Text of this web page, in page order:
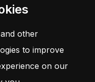
other
to improve
on our
les dernières mises à
vous inquiétez pas,